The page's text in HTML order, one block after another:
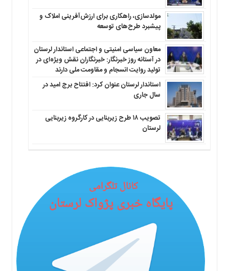
مولدسازی، راهکاری برای ارزش‌آفرینی املاک و
پیشبرد طرح‌های توسعه
معاون سیاسی امنیتی و اجتماعی استاندار لرستان
در آستانه روز خبرنگار: خبرنگاران نقش ویژه‌ای در
تولید روایت انسجام و مقاومت ملی دارند
استاندار لرستان عنوان کرد: افتتاح برج امید در
سال جاری
تصویب ۱۸ طرح زیربنایی در کارگروه زیربنایی
لرستان